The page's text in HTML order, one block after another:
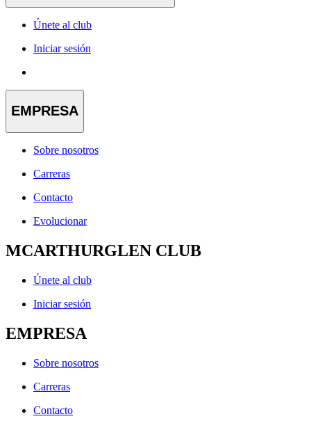
Únete al club
Iniciar sesión
EMPRESA
Sobre nosotros
Carreras
Contacto
Evolucionar
MCARTHURGLEN CLUB
Únete al club
Iniciar sesión
EMPRESA
Sobre nosotros
Carreras
Contacto